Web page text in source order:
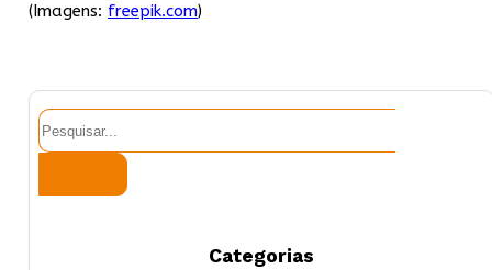
(Imagens: freepik.com)
Pesquisar
Categorias